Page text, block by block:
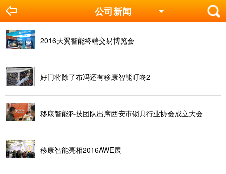
公司新闻
2016天翼智能终端交易博览会
好门将除了布冯还有移康智能叮咚2
移康智能科技团队出席西安市锁具行业协会成立大会
移康智能亮相2016AWE展